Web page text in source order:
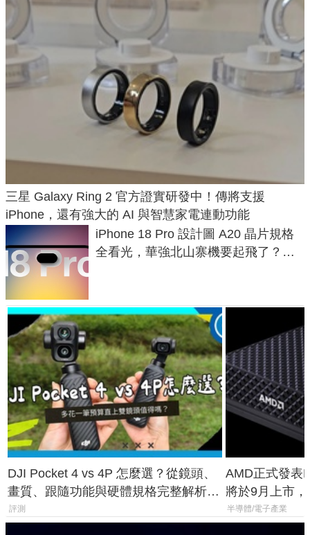
三星 Galaxy Ring 2 官方證實研發中！傳將支援
iPhone，還有強大的 AI 與智慧家電連動功能
iPhone 18 Pro 設計圖 A20 晶片規格
全看光，華強北山寨機要起飛了？專
DJI Pocket 4 vs 4P 怎麼選？從鏡頭、
畫質、跟隨功能與硬體規格完整解析，
一次看懂兩台差異
評測
AMD正式發表
將於9月上市
Max系列處理
半導體/電子產業